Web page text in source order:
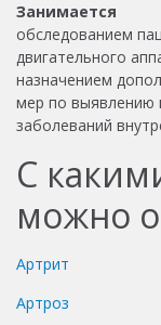
Занимается
обследованием
двигательного
назначением
мер по выявлению
заболеваний
С
можно
Артрит
Артроз